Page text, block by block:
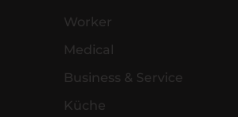
Worker
Medical
Business & Service
Küche